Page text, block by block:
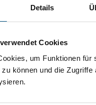
Details
Cookies
um Funktionen für
können und die Zugriffe
Unterstützung
Vorhaben? Hier
recherchieren. Bei
Groß- und